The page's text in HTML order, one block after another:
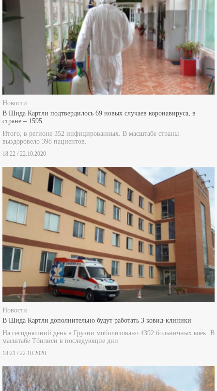
Новости
В Шида Картли подтвердилось 69 новых случаев коронавируса, в
стране – 1595
Итого, в регионе 352 инфицированных. В масштабе страны
выздоровело 398 пациентов.
18:22 / 22.10.2020
Новости
В Шида Картли дополнительно будут работать 3 ковид-клиники
На сегодняшний день в Грузии мобилизовано 4392 больничных коек. В
масштабе Тбилиси в последующие дни